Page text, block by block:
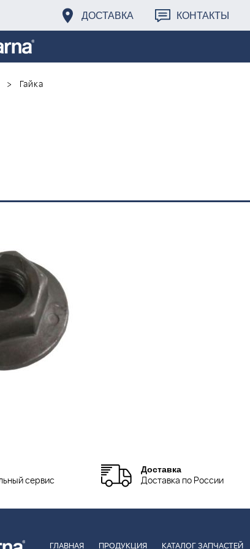
ДОСТАВКА КОНТАКТЫ
Гайка
сервис
Доставка
Доставка по России
ГЛАВНАЯ ПРОДУКЦИЯ КАТАЛОГ ЗАПЧАСТЕЙ